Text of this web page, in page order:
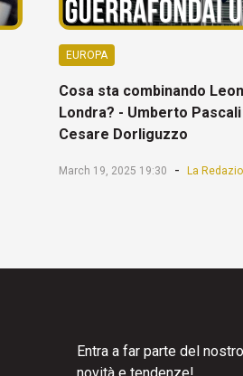
EUROPA
Cosa sta combinando
Londra? - Umberto
Cesare Dorliguzzo
March 19, 2025 19:30 - La
Entra a far parte del